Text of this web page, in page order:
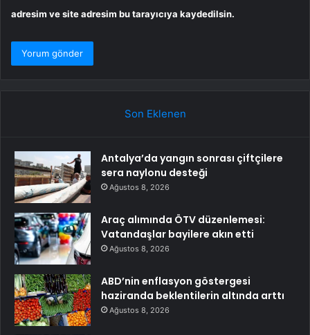
adresim ve site adresim bu tarayıcıya kaydedilsin.
Son Eklenen
Antalya’da yangın sonrası çiftçilere
sera naylonu desteği
Ağustos 8, 2026
Araç alımında ÖTV düzenlemesi:
Vatandaşlar bayilere akın etti
Ağustos 8, 2026
ABD’nin enflasyon göstergesi
haziranda beklentilerin altında arttı
Ağustos 8, 2026